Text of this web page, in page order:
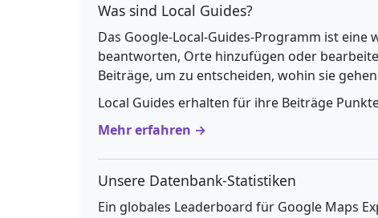
Was sind Local Guides?
Das Google-Local-Guides-Programm ist
beantworten, Orte hinzufügen oder
Beiträge, um zu entscheiden, wohin sie
Local Guides erhalten für ihre Beiträge
Mehr erfahren →
Unsere Datenbank-Statistiken
Ein globales Leaderboard für Google Maps